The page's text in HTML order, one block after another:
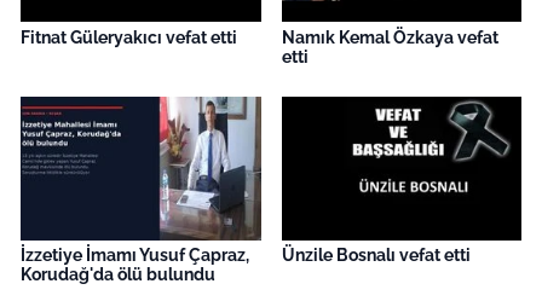
Fitnat Güleryakıcı vefat etti
Namık Kemal Özkaya vefat
etti
İzzetiye İmamı Yusuf Çapraz,
Korudağ'da ölü bulundu
Ünzile Bosnalı vefat etti